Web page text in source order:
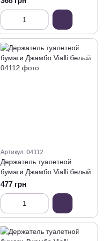
Артикул: 04112
Держатель туалетной
бумаги Джамбо Vialli белый
477 грн